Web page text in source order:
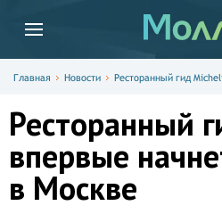
Главная Новости Ресторанный гид
Ресторанный
впервые
в Москве